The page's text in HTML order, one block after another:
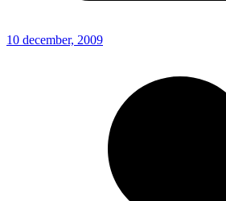
10 december, 2009